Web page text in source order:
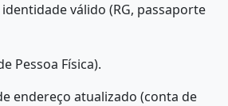
válido (RG, passaporte
Pessoa Física).
endereço atualizado (conta de